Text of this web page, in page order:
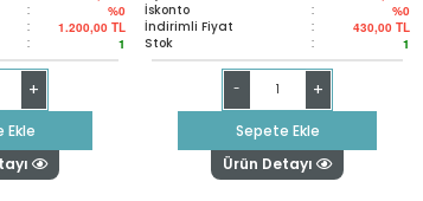
: %0
: 1.200,00 TL
: 1
+
Ekle
İskonto : %0
İndirimli Fiyat : 430,00 TL
Stok : 1
- +
Sepete Ekle
Ürün Detayı